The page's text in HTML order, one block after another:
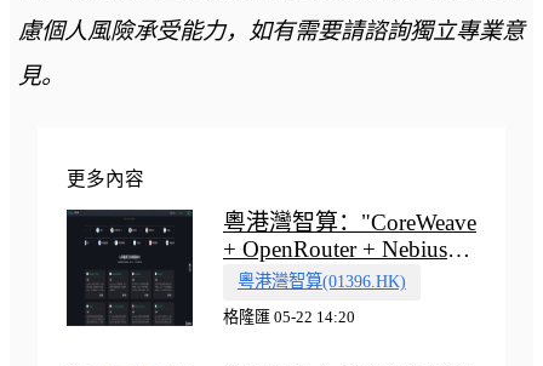
慮個人風險承受能力，如有需要請諮詢獨立專業意
見。
更多內容
粵港灣智算："CoreWeave
+ OpenRouter + Nebius"
多向融合的中國智算新範
式
粵港灣智算(01396.HK)
格隆匯 05-22 14:20